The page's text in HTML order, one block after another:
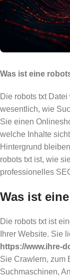
Was ist eine
Die robots txt
wesentlich, wie
Sie einen
welche Inhalte
Hintergrund
robots txt ist, wie
professionelles
Was ist
Die robots txt ist
Ihrer Website. Sie
https://www.ihre-
Sie Crawlern, zum
Suchmaschinen,